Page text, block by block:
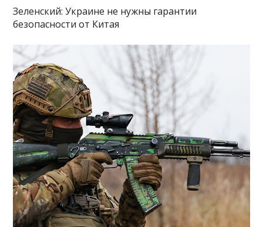
Зеленский: Украине не нужны гарантии
безопасности от Китая